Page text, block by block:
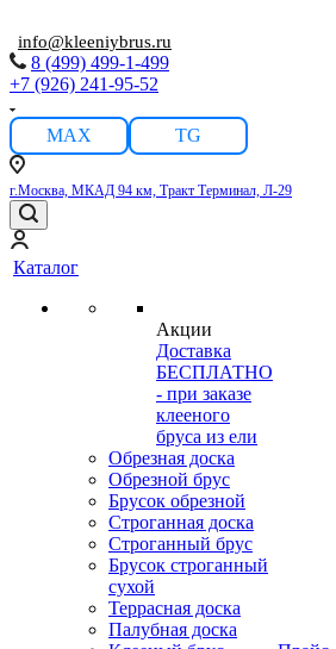
info@kleeniybrus.ru
8 (499) 499-1-499
+7 (926) 241-95-52
MAX TG
г.Москва, МКАД 94 км, Тракт Терминал, Л-29
Каталог
Акции
Доставка
БЕСПЛАТНО
- при заказе
клееного
бруса из ели
Обрезная доска
Обрезной брус
Брусок обрезной
Строганная доска
Строганный брус
Брусок строганный
сухой
Террасная доска
Палубная доска